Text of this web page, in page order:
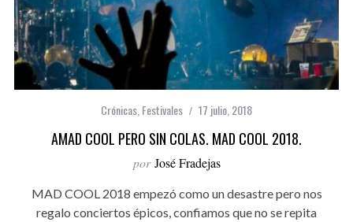
Crónicas Festivales 17 julio, 2018
AMAD COOL PERO SIN COLAS. MAD COOL 2018.
por José Fradejas
MAD COOL 2018 empezó como un desastre pero nos
regalo conciertos épicos, confiamos que no se repita